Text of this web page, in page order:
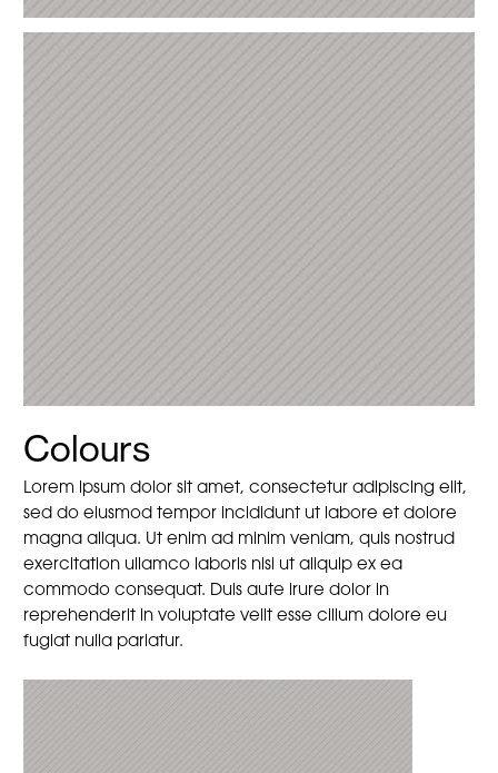
Colours
Lorem ipsum dolor sit amet, consectetur adipiscing elit,
sed do eiusmod tempor incididunt ut labore et dolore
magna aliqua. Ut enim ad minim veniam, quis nostrud
exercitation ullamco laboris nisi ut aliquip ex ea
commodo consequat. Duis aute irure dolor in
reprehenderit in voluptate velit esse cillum dolore eu
fugiat nulla pariatur.